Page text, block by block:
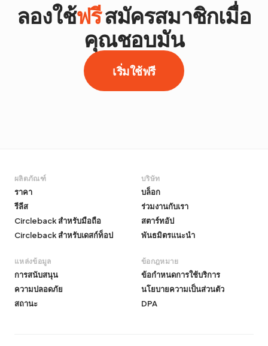
ลองใช้ฟรีสมัครสมาชิกเมื่อ
คุณชอบมัน
เริ่มใช้ฟรี
ผลิตภัณฑ์
ราคา
รีลีส
Circleback สำหรับมือถือ
Circleback สำหรับเดสก์ท็อป
บริษัท
บล็อก
ร่วมงานกับเรา
สตาร์ทอัป
พันธมิตรแนะนำ
แหล่งข้อมูล
การสนับสนุน
ความปลอดภัย
สถานะ
ข้อกฎหมาย
ข้อกำหนดการใช้บริการ
นโยบายความเป็นส่วนตัว
DPA